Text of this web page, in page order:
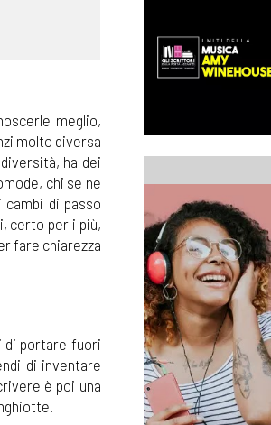
meglio,
molto diversa
ha dei
chi se ne
di passo
certo per i più,
fare chiarezza
di portare fuori
di inventare
è poi una